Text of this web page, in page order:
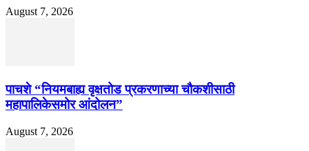
August 7, 2026
पाचशे “नियमबाह्य वृक्षतोड प्रकरणाच्या चौकशीसाठी
महापालिकेसमोर आंदोलन”
August 7, 2026